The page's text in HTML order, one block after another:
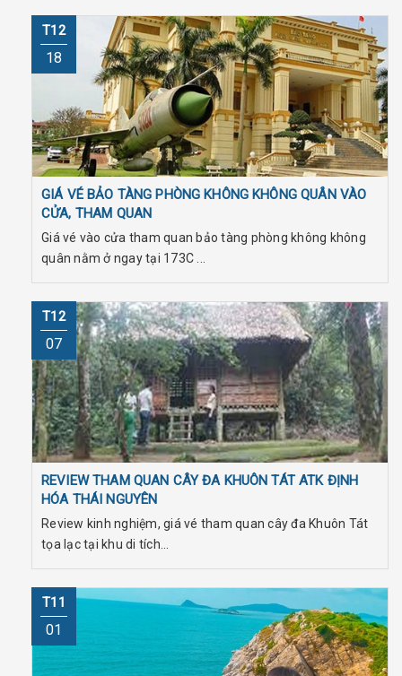
T12
18
GIÁ VÉ BẢO TÀNG PHÒNG KHÔNG KHÔNG QUÂN VÀO
CỬA, THAM QUAN
Giá vé vào cửa tham quan bảo tàng phòng không không
quân nằm ở ngay tại 173C ...
T12
07
REVIEW THAM QUAN CÂY ĐA KHUÔN TÁT ATK ĐỊNH
HÓA THÁI NGUYÊN
Review kinh nghiệm, giá vé tham quan cây đa Khuôn Tát
tọa lạc tại khu di tích...
T11
01